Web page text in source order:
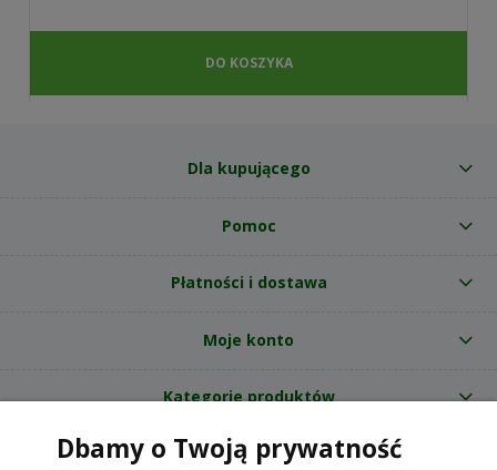
DO KOSZYKA
Dla kupującego
Pomoc
Płatności i dostawa
Moje konto
Kategorie produktów
O nas
Dbamy o Twoją prywatność